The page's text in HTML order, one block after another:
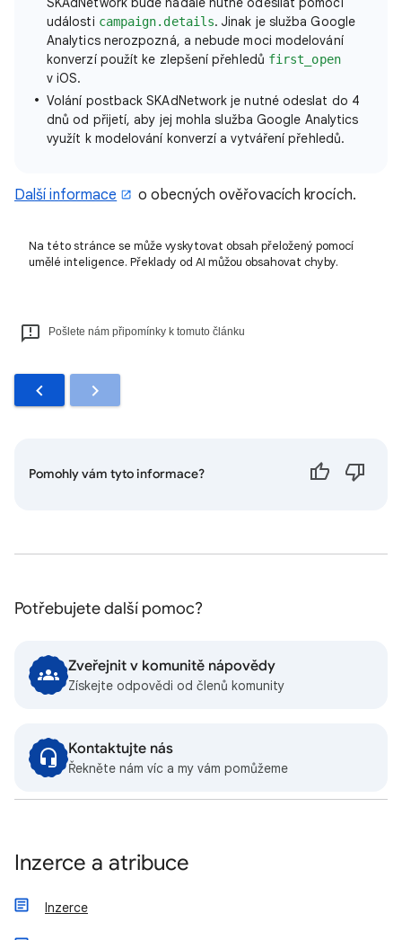
události campaign.details. Jinak je služba Google
Analytics nerozpozná, a nebude moci modelování
konverzí použít ke zlepšení přehledů first_open
v iOS.
Volání postback SKAdNetwork je nutné odeslat do 4
dnů od přijetí, aby jej mohla služba Google Analytics
využít k modelování konverzí a vytváření přehledů.
Další informace o obecných ověřovacích krocích.
Na této stránce se může vyskytovat obsah přeložený pomocí
umělé inteligence. Překlady od AI můžou obsahovat chyby.
Pošlete nám připomínky k tomuto článku
Pomohly vám tyto informace?
Potřebujete další pomoc?
Zveřejnit v komunitě nápovědy
Získejte odpovědi od členů komunity
Kontaktujte nás
Řekněte nám víc a my vám pomůžeme
Inzerce a atribuce
Inzerce